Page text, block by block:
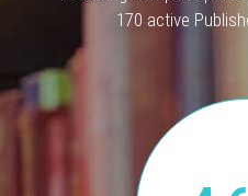
170 active